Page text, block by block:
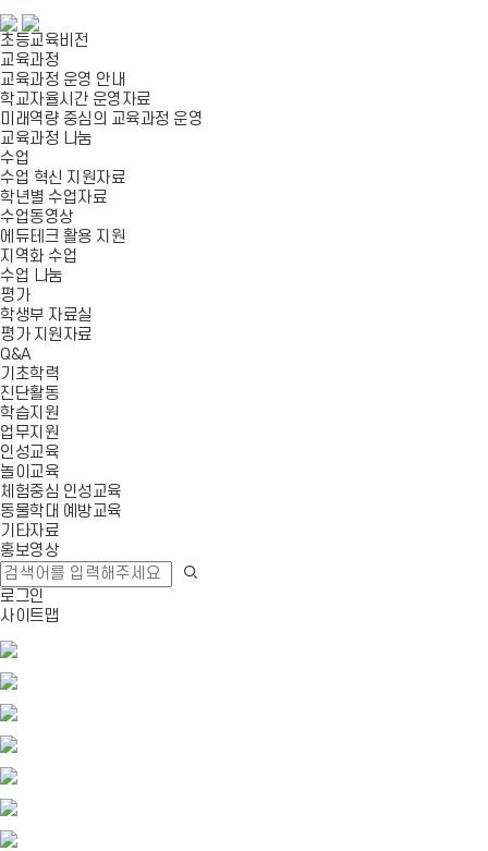
초등교육비전
교육과정
교육과정 운영 안내
학교자율시간 운영자료
미래역량 중심의 교육과정 운영
교육과정 나눔
수업
수업 혁신 지원자료
학년별 수업자료
수업동영상
에듀테크 활용 지원
지역화 수업
수업 나눔
평가
학생부 자료실
평가 지원자료
Q&A
기초학력
진단활동
학습지원
업무지원
인성교육
놀이교육
체험중심 인성교육
동물학대 예방교육
기타자료
홍보영상
로그인
사이트맵